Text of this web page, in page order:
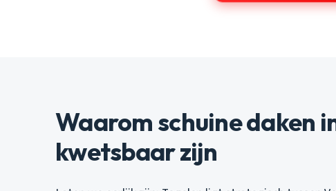
Waarom schuine daken
kwetsbaar zijn